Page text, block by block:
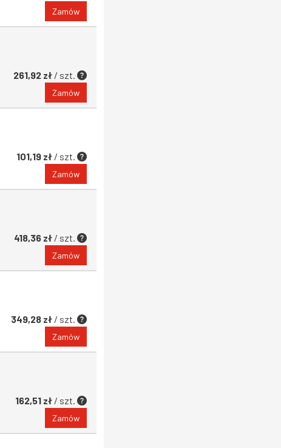
Zamów
261,92 zł / szt.
Zamów
101,19 zł / szt.
Zamów
418,36 zł / szt.
Zamów
349,28 zł / szt.
Zamów
162,51 zł / szt.
Zamów